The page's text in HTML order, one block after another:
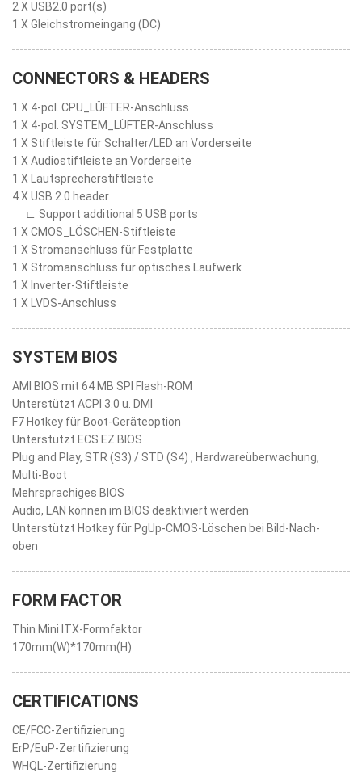
2 X USB2.0 port(s)
1 X Gleichstromeingang (DC)
CONNECTORS & HEADERS
1 X 4-pol. CPU_LÜFTER-Anschluss
1 X 4-pol. SYSTEM_LÜFTER-Anschluss
1 X Stiftleiste für Schalter/LED an Vorderseite
1 X Audiostiftleiste an Vorderseite
1 X Lautsprecherstiftleiste
4 X USB 2.0 header
∟ Support additional 5 USB ports
1 X CMOS_LÖSCHEN-Stiftleiste
1 X Stromanschluss für Festplatte
1 X Stromanschluss für optisches Laufwerk
1 X Inverter-Stiftleiste
1 X LVDS-Anschluss
SYSTEM BIOS
AMI BIOS mit 64 MB SPI Flash-ROM
Unterstützt ACPI 3.0 u. DMI
F7 Hotkey für Boot-Geräteoption
Unterstützt ECS EZ BIOS
Plug and Play, STR (S3) / STD (S4) , Hardwareüberwachung,
Multi-Boot
Mehrsprachiges BIOS
Audio, LAN können im BIOS deaktiviert werden
Unterstützt Hotkey für PgUp-CMOS-Löschen bei Bild-Nach-
oben
FORM FACTOR
Thin Mini ITX-Formfaktor
170mm(W)*170mm(H)
CERTIFICATIONS
CE/FCC-Zertifizierung
ErP/EuP-Zertifizierung
WHQL-Zertifizierung